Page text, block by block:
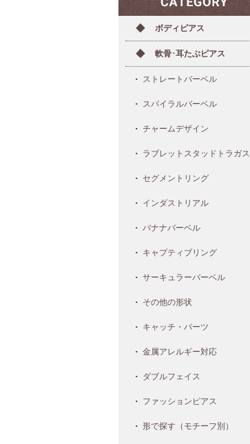
ボディピアス
軟骨･耳たぶピアス
ストレートバーベル
スパイラルバーベル
チャームデザイン
ラブレットスタッドトラガス
セグメントリング
インダストリアル
バナナバーベル
キャプティブリング
サーキュラーバーベル
その他の形状
キャッチ・パーツ
金属アレルギー対応
ダブルフェイス
ファッションピアス
形で探す（モチーフ別）